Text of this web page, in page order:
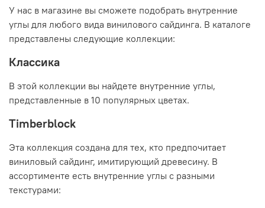
У нас в магазине вы сможете подобрать внутренние
углы для любого вида винилового сайдинга. В каталоге
представлены следующие коллекции:
Классика
В этой коллекции вы найдете внутренние углы,
представленные в 10 популярных цветах.
Timberblock
Эта коллекция создана для тех, кто предпочитает
виниловый сайдинг, имитирующий древесину. В
ассортименте есть внутренние углы с разными
текстурами: